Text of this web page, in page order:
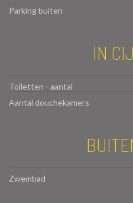
Parking buiten
IN
Toiletten - aantal
Aantal douchekamers
Zwembad